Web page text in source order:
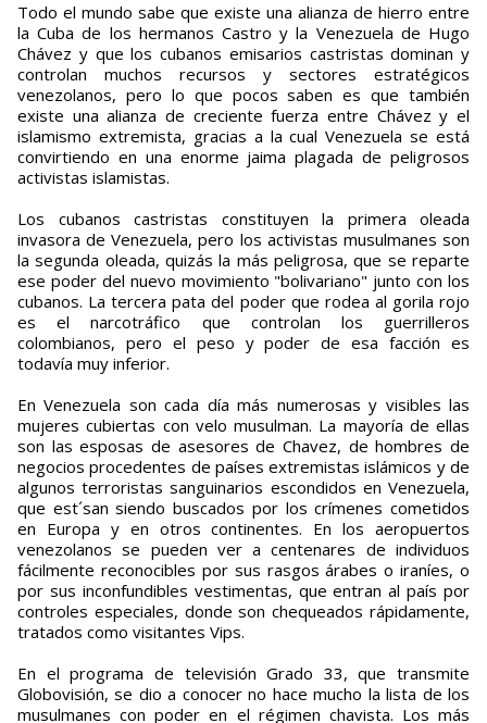
Todo el mundo sabe que existe una alianza de hierro entre
la Cuba de los hermanos Castro y la Venezuela de Hugo
Chávez y que los cubanos emisarios castristas dominan y
controlan muchos recursos y sectores estratégicos
venezolanos, pero lo que pocos saben es que también
existe una alianza de creciente fuerza entre Chávez y el
islamismo extremista, gracias a la cual Venezuela se está
convirtiendo en una enorme jaima plagada de peligrosos
activistas islamistas.
Los cubanos castristas constituyen la primera oleada
invasora de Venezuela, pero los activistas musulmanes son
la segunda oleada, quizás la más peligrosa, que se reparte
ese poder del nuevo movimiento "bolivariano" junto con los
cubanos. La tercera pata del poder que rodea al gorila rojo
es el narcotráfico que controlan los guerrilleros
colombianos, pero el peso y poder de esa facción es
todavía muy inferior.
En Venezuela son cada día más numerosas y visibles las
mujeres cubiertas con velo musulman. La mayoría de ellas
son las esposas de asesores de Chavez, de hombres de
negocios procedentes de países extremistas islámicos y de
algunos terroristas sanguinarios escondidos en Venezuela,
que est´san siendo buscados por los crímenes cometidos
en Europa y en otros continentes. En los aeropuertos
venezolanos se pueden ver a centenares de individuos
fácilmente reconocibles por sus rasgos árabes o iraníes, o
por sus inconfundibles vestimentas, que entran al país por
controles especiales, donde son chequeados rápidamente,
tratados como visitantes Vips.
En el programa de televisión Grado 33, que transmite
Globovisión, se dio a conocer no hace mucho la lista de los
musulmanes con poder en el régimen chavista. Los más